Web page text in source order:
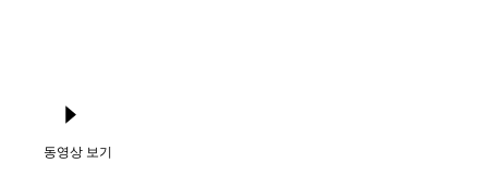
동영상 보기